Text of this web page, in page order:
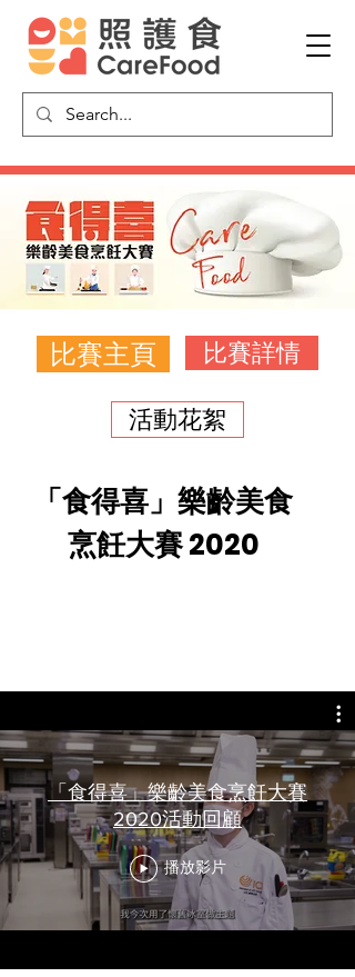
比賽主頁 比賽詳情
活動花絮
「食得喜」樂齡美食
烹飪大賽 2020
「食得喜」樂齡美食烹飪大賽
2020活動回顧
播放影片